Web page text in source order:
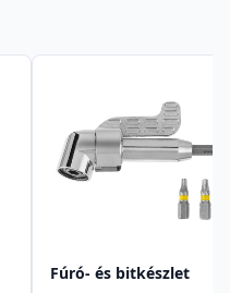
Fúró- és bitkészlet